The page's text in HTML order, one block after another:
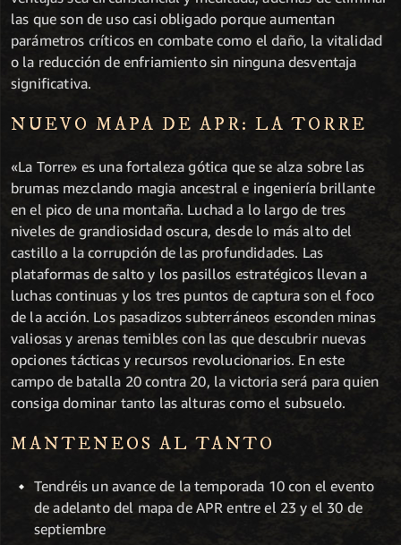
las que son de uso casi obligado porque aumentan
parámetros críticos en combate como el daño, la vitalidad
o la reducción de enfriamiento sin ninguna desventaja
significativa.
NUEVO MAPA DE APR: LA TORRE
«La Torre» es una fortaleza gótica que se alza sobre las
brumas mezclando magia ancestral e ingeniería brillante
en el pico de una montaña. Luchad a lo largo de tres
niveles de grandiosidad oscura, desde lo más alto del
castillo a la corrupción de las profundidades. Las
plataformas de salto y los pasillos estratégicos llevan a
luchas continuas y los tres puntos de captura son el foco
de la acción. Los pasadizos subterráneos esconden minas
valiosas y arenas temibles con las que descubrir nuevas
opciones tácticas y recursos revolucionarios. En este
campo de batalla 20 contra 20, la victoria será para quien
consiga dominar tanto las alturas como el subsuelo.
MANTENEOS AL TANTO
Tendréis un avance de la temporada 10 con el evento
de adelanto del mapa de APR entre el 23 y el 30 de
septiembre